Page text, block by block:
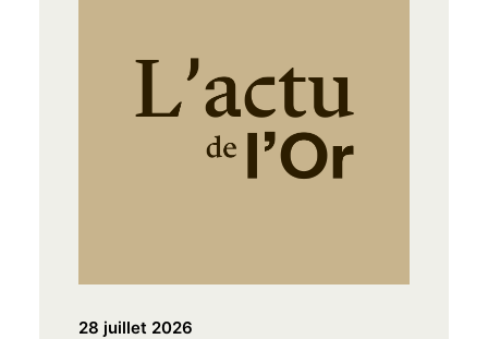
28 juillet 2026